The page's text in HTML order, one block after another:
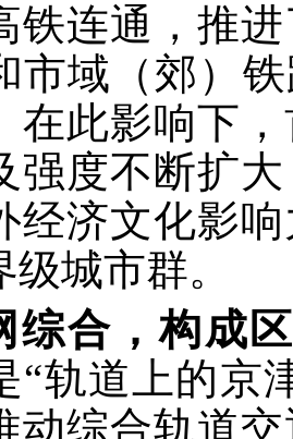
铁连通，推
市域（郊）
在此影响下
强度不断扩
经济文化影
城市群。
综合，构成
“轨道上的京
动综合轨道